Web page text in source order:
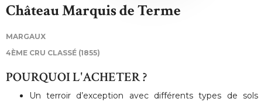
Château Marquis de Terme
MARGAUX
4ÈME CRU CLASSÉ (1855)
POURQUOI L'ACHETER ?
Un terroir d’exception avec différents types de